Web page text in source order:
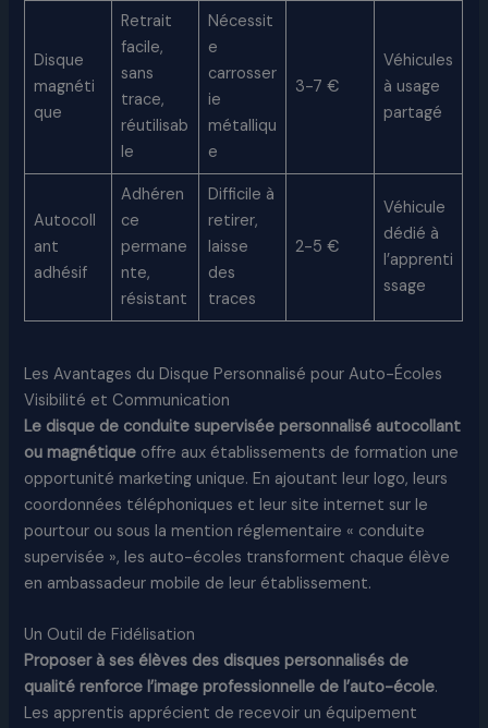
Disque
magnéti
que
Retrait
facile,
sans
trace,
réutilisab
le
Nécessit
e
carrosser
ie
métalliqu
e
3-7 €
Véhicules
à usage
partagé
Autocoll
ant
adhésif
Adhéren
ce
permane
nte,
résistant
Difficile à
retirer,
laisse
des
traces
2-5 €
Véhicule
dédié à
l’apprenti
ssage
Les Avantages du Disque Personnalisé pour Auto-Écoles
Visibilité et Communication
Le disque de conduite supervisée personnalisé autocollant
ou magnétique offre aux établissements de formation une
opportunité marketing unique. En ajoutant leur logo, leurs
coordonnées téléphoniques et leur site internet sur le
pourtour ou sous la mention réglementaire « conduite
supervisée », les auto-écoles transforment chaque élève
en ambassadeur mobile de leur établissement.
Un Outil de Fidélisation
Proposer à ses élèves des disques personnalisés de
qualité renforce l’image professionnelle de l’auto-école.
Les apprentis apprécient de recevoir un équipement